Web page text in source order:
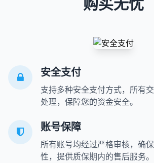
安全支付
支持多种安全支付方式，所有
处理，保障您的资金安全。
账号保障
所有账号均经过严格审核，确
性，提供质保期内的售后服务。